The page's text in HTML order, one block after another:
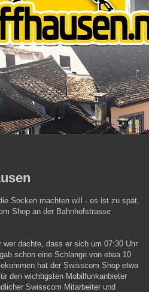
Socken machten will - es ist zu spät,
Shop an der Bahnhofstrasse
dachte, dass er sich um 07:30 Uhr
schon eine Schlange von etwa 10
hat der Swisscom Shop etwa
den wichtigsten Mobilfunkanbieter
Swisscom Mitarbeiter und